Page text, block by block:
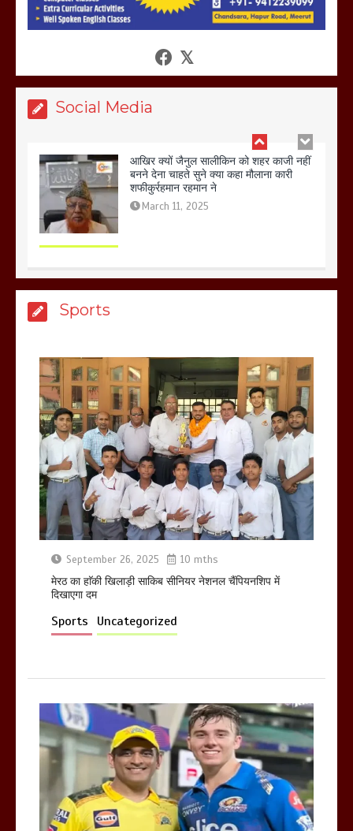
Social Media
आखिर क्यों जैनुल सालीकिन को शहर काजी नहीं
शफीकुर्रहमान रहमान ने
बिजली विभाग से परेशान होकर बागपत में एक संत
ने सरकार को दी आमरण अनशन की चेतावनी
March 8, 2025
होलिका रखने पर लात मार कर होलिका को किया
तहस नहस,मोहल्ले वालों के साथ की गई गाली
गलोच ,कहा अगर रखी गई होली तो होगा खून
खराबा,
March 11, 2025
Sports
September 26, 2025 10 mths
मेरठ का हाॅकी खिलाड़ी साकिब सीनियर नेशनल चैंपियनशिप में
दिखाएगा दम
Sports Uncategorized